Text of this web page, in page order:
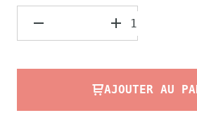
AJOUTER AU